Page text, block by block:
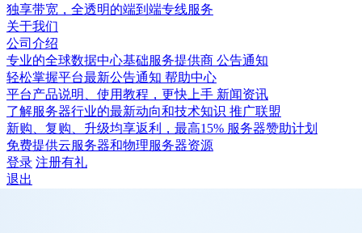
独享带宽，全透明的端到端专线服务
关于我们
公司介绍
专业的全球数据中心基础服务提供商 公告通知
轻松掌握平台最新公告通知 帮助中心
平台产品说明、使用教程，更快上手 新闻资讯
了解服务器行业的最新动向和技术知识 推广联盟
新购、复购、升级均享返利，最高15% 服务器赞助计划
免费提供云服务器和物理服务器资源
登录 注册有礼
退出